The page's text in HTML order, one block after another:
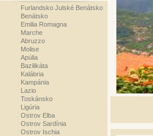
Furlandsko Julské Benátsko
Benátsko
Emilia Romagna
Marche
Abruzzo
Molise
Apúlia
Bazilikáta
Kalábria
Kampánia
Lazio
Toskánsko
Ligúria
Ostrov Elba
Ostrov Sardínia
Ostrov Ischia